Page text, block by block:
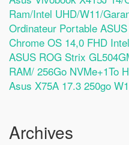
Ram/Intel UHD/W11/
Ordinateur Portable
Chrome OS 14,0 FHD
ASUS ROG Strix
RAM/ 256Go NVMe+1To
Asus X75A 17.3 250go
Archives